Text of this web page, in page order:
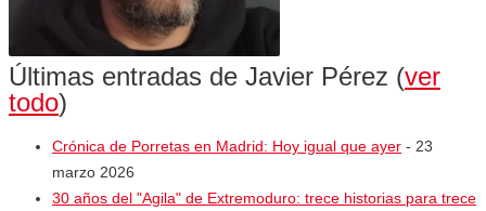
Últimas entradas de Javier Pérez (ver
todo)
Crónica de Porretas en Madrid: Hoy igual que ayer - 23
marzo 2026
30 años del "Agila" de Extremoduro: trece historias para trece